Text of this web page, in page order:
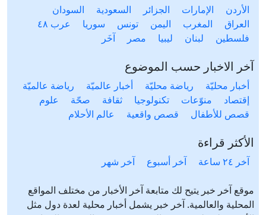
الأردن الإمارات الجزائر السعودية
السودان
العراق
المغرب اليمن تونس سوريا
عرب ٤٨
فلسطين
لبنان ليبيا مصر آخَر
آخر الاخبار حسب الموضوع
أخبار محليّة رياضة محليّة أخبار عالميّة
رياضة عالميّة
إقتصاد
منوّعات تكنولوجيا ثقافة صحّة
علوم
قصص للأطفال
قصص واقعية عالم الأحلام
الأكثر قراءة
آخر ٢٤ ساعة آخر أسبوع آخر شهر
موقع آخر خبر يتيح لك متابعة آخر الأخبار من مختلف المواقع
المحلية والعالمية. آخر خبر يشمل أخبار محلية لعدة دول مثل